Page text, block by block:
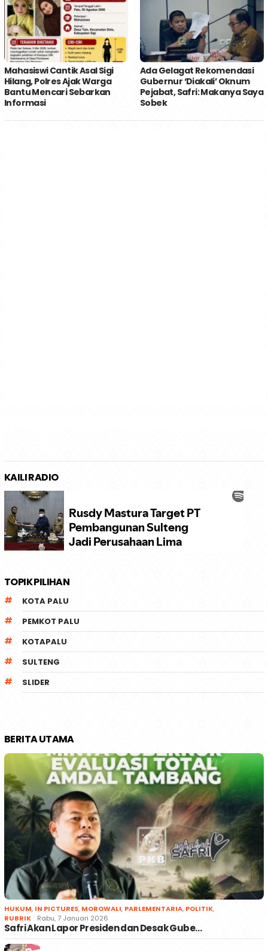
Mahasiswi Cantik Asal Sigi
Hilang, Polres Ajak Warga
Bantu Mencari Sebarkan
Informasi
Ada Gelagat Rekomendasi
Gubernur ‘Diakali’ Oknum
Pejabat, Safri: Makanya Saya
Sobek
KAILI RADIO
TOPIK PILIHAN
KOTA PALU
PEMKOT PALU
KOTAPALU
SULTENG
SLIDER
BERITA UTAMA
HUKUM, IN PICTURES, MOROWALI, PARLEMENTARIA, POLITIK,
RUBRIK
Rabu, 7 Januari 2026
Safri Akan Lapor Presiden dan Desak Gube…